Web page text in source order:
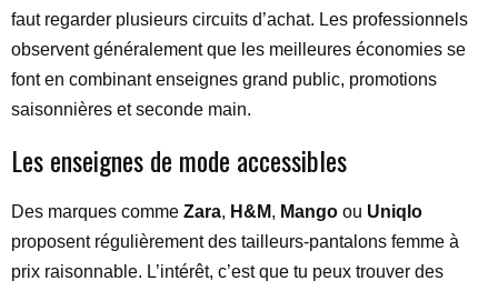
faut regarder plusieurs circuits d’achat. Les professionnels
observent généralement que les meilleures économies se
font en combinant enseignes grand public, promotions
saisonnières et seconde main.
Les enseignes de mode accessibles
Des marques comme Zara, H&M, Mango ou Uniqlo
proposent régulièrement des tailleurs-pantalons femme à
prix raisonnable. L’intérêt, c’est que tu peux trouver des